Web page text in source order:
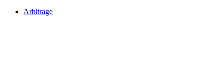
Arbitrage